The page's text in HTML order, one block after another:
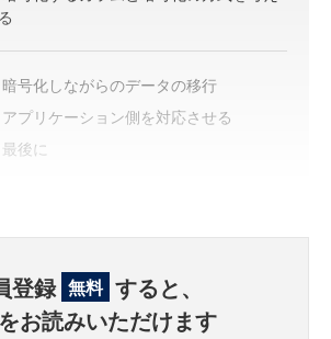
る
暗号化しながらのデータの移行
アプリケーション側を対応させる
最後に
登録 無料 すると、
お読みいただけます